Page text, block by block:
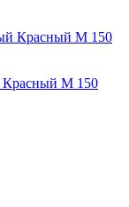
Красный М 150